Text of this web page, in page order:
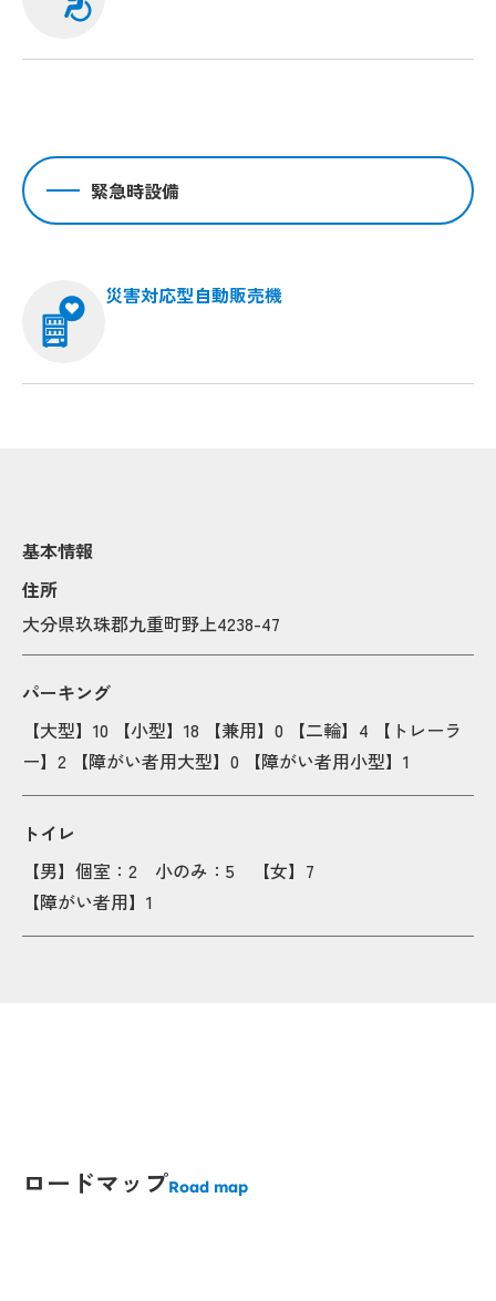
緊急時設備
災害対応型自動販売機
基本情報
住所
大分県玖珠郡九重町野上4238-47
パーキング
【大型】10 【小型】18 【兼用】0 【二輪】4 【トレーラ
ー】2 【障がい者用大型】0 【障がい者用小型】1
トイレ
【男】個室：2 小のみ：5 【女】7
【障がい者用】1
Road map
ロードマップ Popup
Popup
Popup
Popup
Popup
Popup
Popup
Popup
Popup
Popup
Popup
Popup
Popup
Popup